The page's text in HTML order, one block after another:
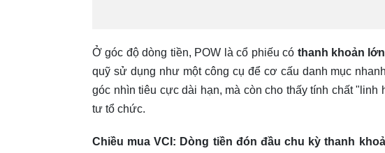
Ở góc độ dòng tiền, POW là cổ phiếu có thanh khoản
quỹ sử dụng như một công cụ để cơ cấu danh mục
góc nhìn tiêu cực dài hạn, mà còn cho thấy tính chất "linh
tư tổ chức.
Chiều mua VCI: Dòng tiền đón đầu chu kỳ thanh